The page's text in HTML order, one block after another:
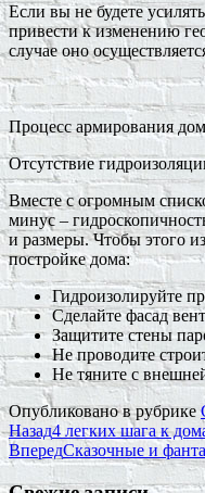
Если вы не будете
привести к изменению
случае оно
Процесс армирования
Отсутствие
Вместе с огромным
минус –
и размеры. Чтобы этого
постройке дома:
Гидроизолируйте
Сделайте фасад
Защитите стены
Не проводите
Не тяните с
Опубликовано в рубрике
Назад4 легких шага к
ВпередСказочные и